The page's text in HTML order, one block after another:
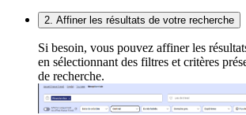
2. Affiner les résultats de votre recherche
Si besoin, vous pouvez affiner les
en sélectionnant des filtres et critères
de recherche.